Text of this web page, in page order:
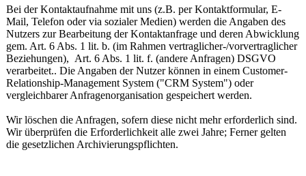
Bei der Kontaktaufnahme mit uns (z.B. per Kontaktformular, E-
Mail, Telefon oder via sozialer Medien) werden die Angaben des
Nutzers zur Bearbeitung der Kontaktanfrage und deren Abwicklung
gem. Art. 6 Abs. 1 lit. b. (im Rahmen vertraglicher-/vorvertraglicher
Beziehungen), Art. 6 Abs. 1 lit. f. (andere Anfragen) DSGVO
verarbeitet.. Die Angaben der Nutzer können in einem Customer-
Relationship-Management System ("CRM System") oder
vergleichbarer Anfragenorganisation gespeichert werden.
Wir löschen die Anfragen, sofern diese nicht mehr erforderlich sind.
Wir überprüfen die Erforderlichkeit alle zwei Jahre; Ferner gelten
die gesetzlichen Archivierungspflichten.